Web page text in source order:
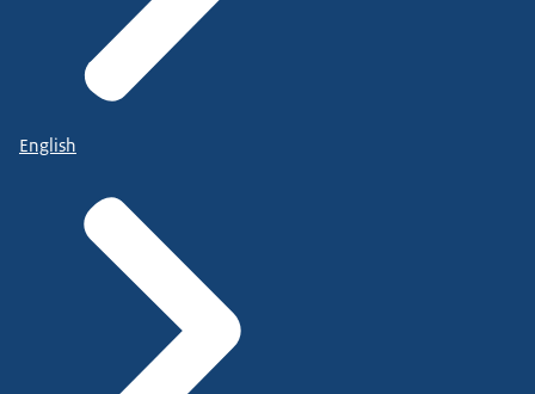
English